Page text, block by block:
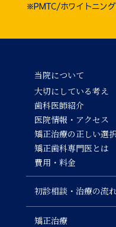
※PMTC/ホワイトニン
当院について
大切にしている考え
歯科医師紹介
医院情報・アクセス
矯正治療の正しい選
矯正歯科専門医とは
費用・料金
初診相談・治療の流
矯正治療